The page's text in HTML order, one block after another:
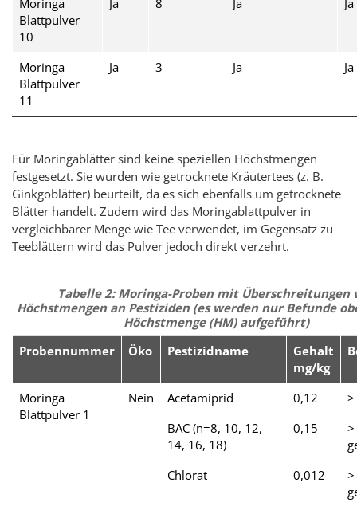
Blattpulver
10
Moringa
Blattpulver
11
Ja 3 Ja Ja
Für Moringablätter sind keine speziellen Höchstmengen
festgesetzt. Sie wurden wie getrocknete Kräutertees (z. B.
Ginkgoblätter) beurteilt, da es sich ebenfalls um getrocknete
Blätter handelt. Zudem wird das Moringablattpulver in
vergleichbarer Menge wie Tee verwendet, im Gegensatz zu
Teeblättern wird das Pulver jedoch direkt verzehrt.
Tabelle 2: Moringa-Proben mit Überschreitungen
Höchstmengen an Pestiziden (es werden nur Befunde
Höchstmenge (HM) aufgeführt)
Probennummer
Öko Pestizidname
Gehalt
mg/kg
Moringa
Blattpulver 1
Nein Acetamiprid 0,12
BAC (n=8, 10, 12,
14, 16, 18)
0,15
Chlorat
0,012